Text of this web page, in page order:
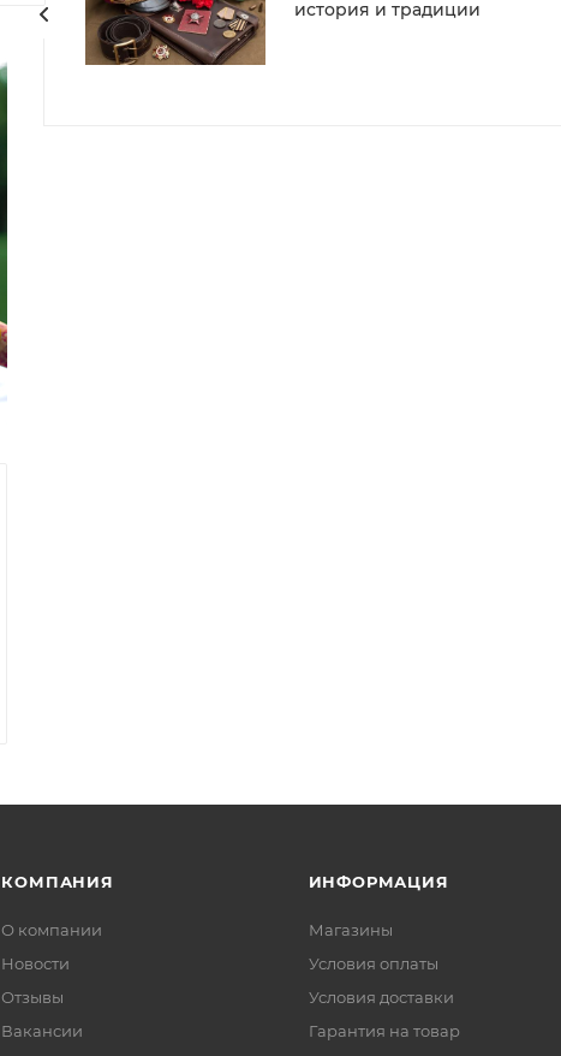
история и традиции
КОМПАНИЯ
О компании
Новости
Отзывы
Вакансии
ИНФОРМАЦИЯ
Магазины
Условия оплаты
Условия доставки
Гарантия на товар